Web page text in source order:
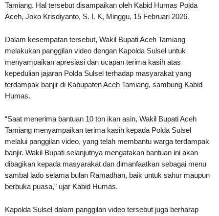
Tamiang. Hal tersebut disampaikan oleh Kabid Humas Polda
Aceh, Joko Krisdiyanto, S. I. K, Minggu, 15 Februari 2026.
Dalam kesempatan tersebut, Wakil Bupati Aceh Tamiang
melakukan panggilan video dengan Kapolda Sulsel untuk
menyampaikan apresiasi dan ucapan terima kasih atas
kepedulian jajaran Polda Sulsel terhadap masyarakat yang
terdampak banjir di Kabupaten Aceh Tamiang, sambung Kabid
Humas.
“Saat menerima bantuan 10 ton ikan asin, Wakil Bupati Aceh
Tamiang menyampaikan terima kasih kepada Polda Sulsel
melalui panggilan video, yang telah membantu warga terdampak
banjir. Wakil Bupati selanjutnya mengatakan bantuan ini akan
dibagikan kepada masyarakat dan dimanfaatkan sebagai menu
sambal lado selama bulan Ramadhan, baik untuk sahur maupun
berbuka puasa,” ujar Kabid Humas.
Kapolda Sulsel dalam panggilan video tersebut juga berharap